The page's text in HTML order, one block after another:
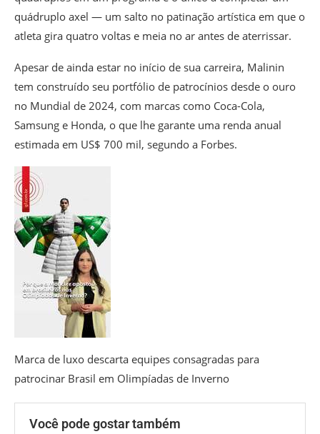
quádruplo axel — um salto no patinação artística em que o
atleta gira quatro voltas e meia no ar antes de aterrissar.
Apesar de ainda estar no início de sua carreira, Malinin
tem construído seu portfólio de patrocínios desde o ouro
no Mundial de 2024, com marcas como Coca-Cola,
Samsung e Honda, o que lhe garante uma renda anual
estimada em US$ 700 mil, segundo a Forbes.
Marca de luxo descarta equipes consagradas para
patrocinar Brasil em Olimpíadas de Inverno
Você pode gostar também